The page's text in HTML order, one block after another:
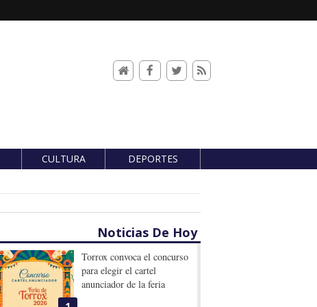
CULTURA DEPORTES
Noticias De Hoy
Torrox convoca el concurso
para elegir el cartel
anunciador de la feria